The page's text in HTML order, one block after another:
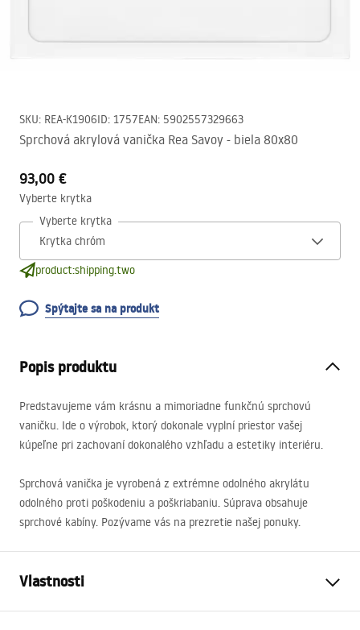
SKU: REA-K1906ID: 1757EAN: 5902557329663
Sprchová akrylová vanička Rea Savoy - biela 80x80
93,00 €
Vyberte krytka
Vyberte krytka
product:shipping.two
Spýtajte sa na produkt
Popis produktu
Predstavujeme vám krásnu a mimoriadne funkčnú sprchovú
vaničku. Ide o výrobok, ktorý dokonale vyplní priestor vašej
kúpeľne pri zachovaní dokonalého vzhľadu a estetiky interiéru.
Sprchová vanička je vyrobená z extrémne odolného akrylátu
odolného proti poškodeniu a poškriabaniu. Súprava obsahuje
sprchové kabíny. Pozývame vás na prezretie našej ponuky.
Vlastnosti